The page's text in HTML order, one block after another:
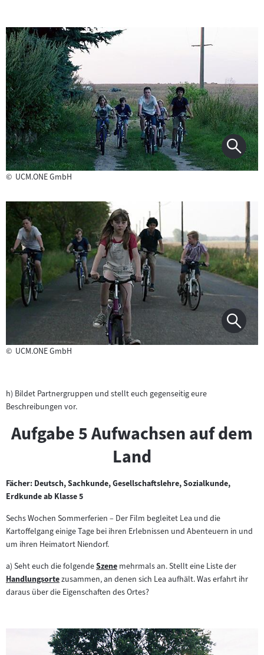
© UCM.ONE GmbH
© UCM.ONE GmbH
h) Bildet Partnergruppen und stellt euch gegenseitig eure
Beschreibungen vor.
Aufgabe 5 Aufwachsen auf dem
Land
Fächer: Deutsch, Sachkunde, Gesellschaftslehre, Sozialkunde,
Erdkunde ab Klasse 5
Sechs Wochen Sommerferien – Der Film begleitet Lea und die
Kartoffelgang einige Tage bei ihren Erlebnissen und Abenteuern in und
um ihren Heimatort Niendorf.
a) Seht euch die folgendeZum
Inhalt:
Szene mehrmals an. Stellt eine Liste der
Zum
Inhalt:
Handlungsortezusammen, an denen sich Lea aufhält. Was erfahrt ihr
daraus über die Eigenschaften des Ortes?